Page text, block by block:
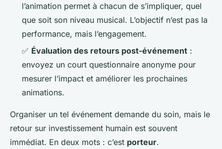
l’animation permet à chacun de s’impliquer, quel
que soit son niveau musical. L’objectif n’est pas la
performance, mais l’engagement.
✅ Évaluation des retours post-événement :
envoyez un court questionnaire anonyme pour
mesurer l’impact et améliorer les prochaines
animations.
Organiser un tel événement demande du soin, mais le
retour sur investissement humain est souvent
immédiat. En deux mots : c’est porteur.